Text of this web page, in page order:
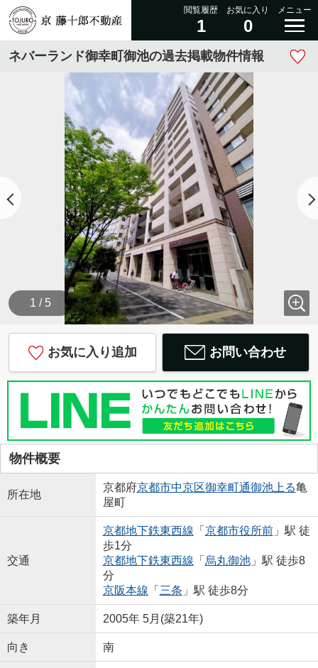
閲覧履歴
1
お気に入り
0
メニュー
ネバーランド御幸町御池の過去掲載物件情報
1 / 5
お気に入り追加 お問い合わせ
物件概要
所在地
京都府京都市中京区御幸町通御池上る亀
屋町
交通
京都地下鉄東西線 「 京都市役所前」駅 徒
歩1分
京都地下鉄東西線 「 烏丸御池」駅 徒歩8
分
京阪本線 「 三条 」駅 徒歩8分
築年月 2005年 5月(築21年)
向き 南